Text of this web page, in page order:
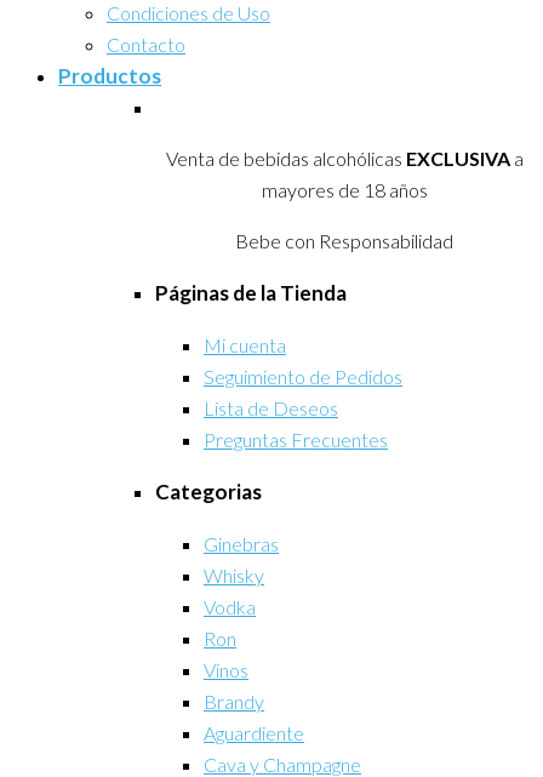
Condiciones de Uso
Contacto
Productos
Venta de bebidas alcohólicas EXCLUSIVAa
mayores de 18 años
Bebe con Responsabilidad
Páginas de la Tienda
Mi cuenta
Seguimiento de Pedidos
Lista de Deseos
Preguntas Frecuentes
Categorias
Ginebras
Whisky
Vodka
Ron
Vinos
Brandy
Aguardiente
Cava y Champagne